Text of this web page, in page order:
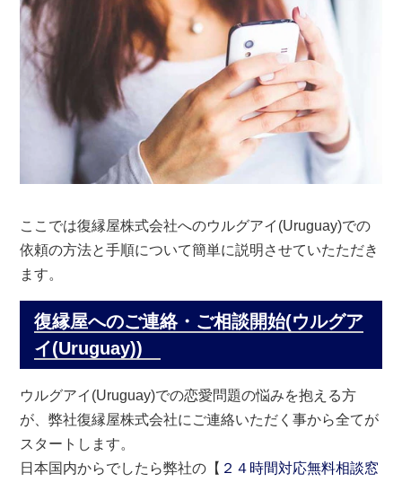
ここでは復縁屋株式会社へのウルグアイ(Uruguay)での
依頼の方法と手順について簡単に説明させていたただき
ます。
復縁屋へのご連絡・ご相談開始(ウルグア
イ(Uruguay))
ウルグアイ(Uruguay)での恋愛問題の悩みを抱える方
が、弊社復縁屋株式会社にご連絡いただく事から全てが
スタートします。
日本国内からでしたら弊社の【 ２４時間対応無料相談窓